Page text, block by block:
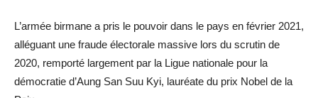
L’armée birmane a pris le pouvoir dans le pays en février 2021,
alléguant une fraude électorale massive lors du scrutin de
2020, remporté largement par la Ligue nationale pour la
démocratie d’Aung San Suu Kyi, lauréate du prix Nobel de la